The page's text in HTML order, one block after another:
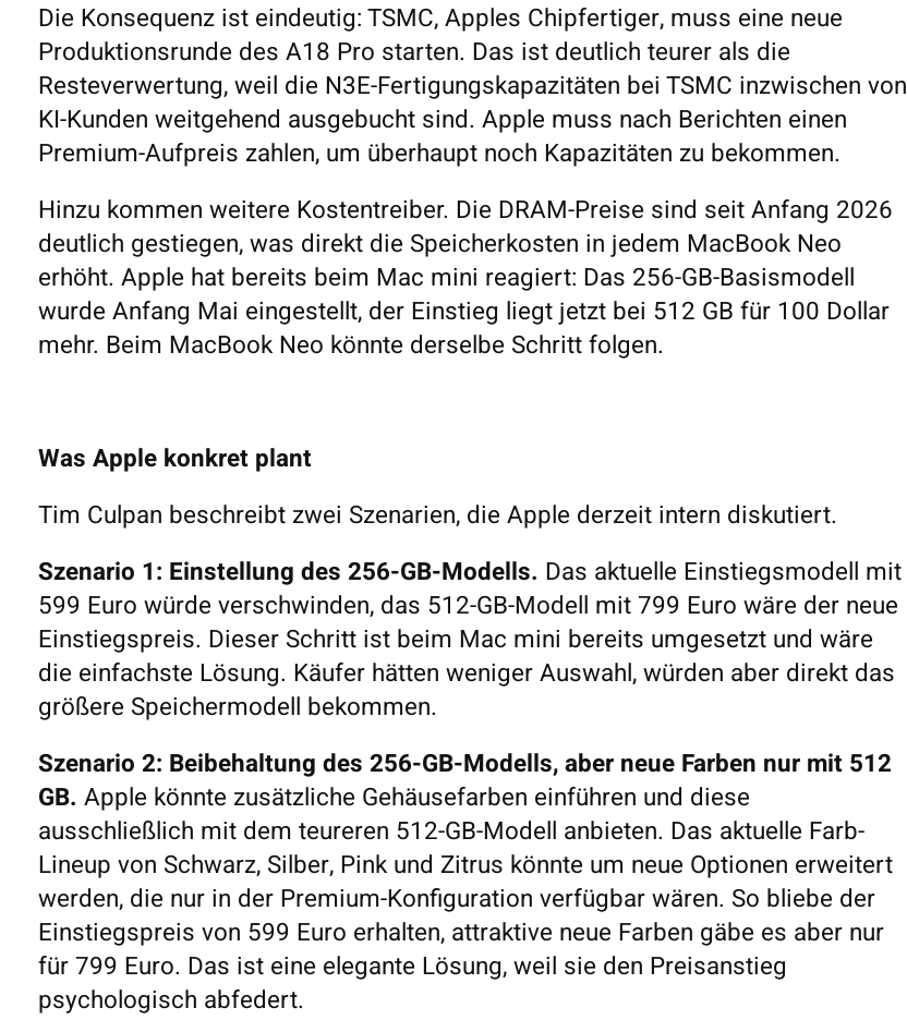
Die Konsequenz ist eindeutig: TSMC, Apples Chipfertiger, muss eine neue
Produktionsrunde des A18 Pro starten. Das ist deutlich teurer als die
Resteverwertung, weil die N3E-Fertigungskapazitäten bei TSMC inzwischen von
KI-Kunden weitgehend ausgebucht sind. Apple muss nach Berichten einen
Premium-Aufpreis zahlen, um überhaupt noch Kapazitäten zu bekommen.
Hinzu kommen weitere Kostentreiber. Die DRAM-Preise sind seit Anfang 2026
deutlich gestiegen, was direkt die Speicherkosten in jedem MacBook Neo
erhöht. Apple hat bereits beim Mac mini reagiert: Das 256-GB-Basismodell
wurde Anfang Mai eingestellt, der Einstieg liegt jetzt bei 512 GB für 100 Dollar
mehr. Beim MacBook Neo könnte derselbe Schritt folgen.
Was Apple konkret plant
Tim Culpan beschreibt zwei Szenarien, die Apple derzeit intern diskutiert.
Szenario 1: Einstellung des 256-GB-Modells. Das aktuelle Einstiegsmodell mit
599 Euro würde verschwinden, das 512-GB-Modell mit 799 Euro wäre der neue
Einstiegspreis. Dieser Schritt ist beim Mac mini bereits umgesetzt und wäre
die einfachste Lösung. Käufer hätten weniger Auswahl, würden aber direkt das
größere Speichermodell bekommen.
Szenario 2: Beibehaltung des 256-GB-Modells, aber neue Farben nur mit 512
GB. Apple könnte zusätzliche Gehäusefarben einführen und diese
ausschließlich mit dem teureren 512-GB-Modell anbieten. Das aktuelle Farb-
Lineup von Schwarz, Silber, Pink und Zitrus könnte um neue Optionen erweitert
werden, die nur in der Premium-Konfiguration verfügbar wären. So bliebe der
Einstiegspreis von 599 Euro erhalten, attraktive neue Farben gäbe es aber nur
für 799 Euro. Das ist eine elegante Lösung, weil sie den Preisanstieg
psychologisch abfedert.